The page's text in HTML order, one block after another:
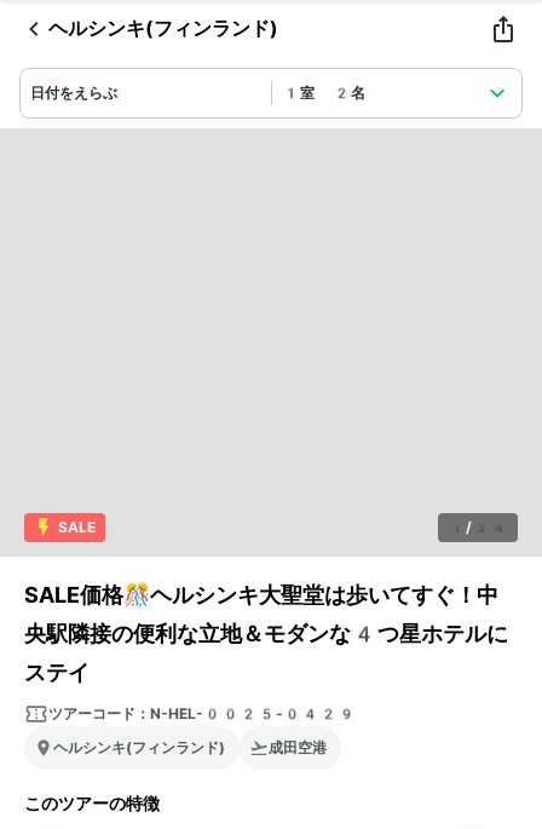
ヘルシンキ(フィンランド)
日付をえらぶ 1室 2名
1 / 34
SALE
SALE価格🎊ヘルシンキ大聖堂は歩いてすぐ！中
央駅隣接の便利な立地＆モダンな4つ星ホテルに
ステイ
ツアーコード： N-HEL-0025-0429
ヘルシンキ(フィンランド)
成田空港
このツアーの特徴